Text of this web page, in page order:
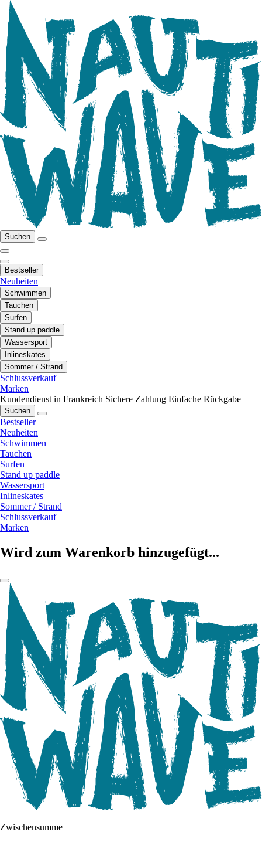
Suchen
Bestseller
Neuheiten
Schwimmen
Tauchen
Surfen
Stand up paddle
Wassersport
Inlineskates
Sommer / Strand
Schlussverkauf
Marken
Kundendienst in Frankreich Sichere Zahlung Einfache Rückgabe
Suchen
Bestseller
Neuheiten
Schwimmen
Tauchen
Surfen
Stand up paddle
Wassersport
Inlineskates
Sommer / Strand
Schlussverkauf
Marken
Wird zum Warenkorb hinzugefügt...
Zwischensumme